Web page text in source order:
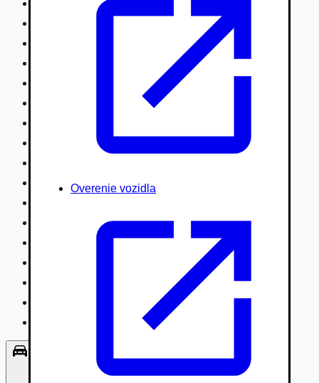
Overenie vozidla
Nákladné vozidlá nad 7,5t
Vodné/Snežné skútre, štvorkolky
Poľnohospodárske vozidlá / stroje
Hydraulické ruky autožeriavy
Špeciály/nosiče kontajnerov
Návesy/prívesy nadstavby
Lode/člny, lietadlá/vznášadlá
Príslušenstvo, Oblečenie